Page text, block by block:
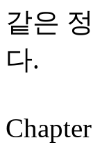
같은
다.